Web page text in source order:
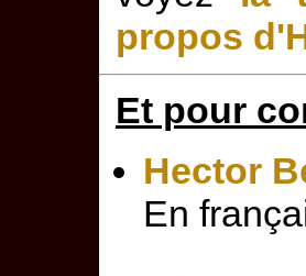
propos
Et pour
Hector
En